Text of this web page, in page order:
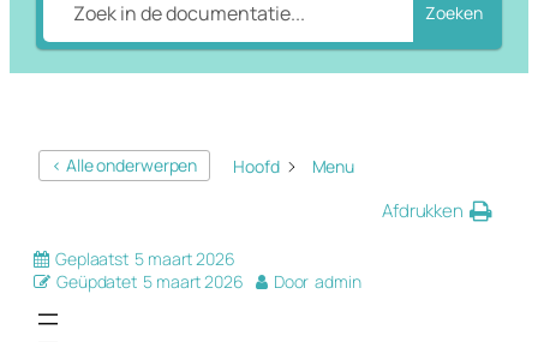
Zoeken
< Alle onderwerpen Hoofd Menu
Afdrukken
Geplaatst 5 maart 2026
Geüpdatet 5 maart 2026 Door admin